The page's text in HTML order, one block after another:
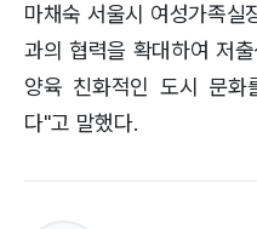
마채숙 서울시 여성가족실
과의 협력을 확대하여 저
양육 친화적인 도시 문
다"고 말했다.